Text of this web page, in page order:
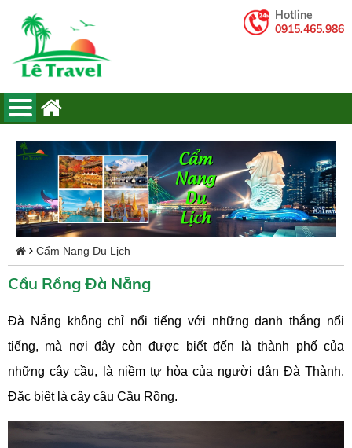
Hotline
0915.465.986
Cẩm Nang Du Lịch
Cầu Rồng Đà Nẵng
Đà Nẵng không chỉ nổi tiếng với những danh thắng nổi
tiếng, mà nơi đây còn được biết đến là thành phố của
những cây cầu, là niềm tự hòa của người dân Đà Thành.
Đặc biệt là cây câu Cầu Rồng.